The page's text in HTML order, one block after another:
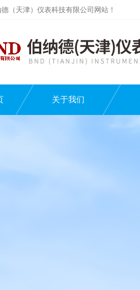
（天津）仪表科技有限公司网站！
关于我们